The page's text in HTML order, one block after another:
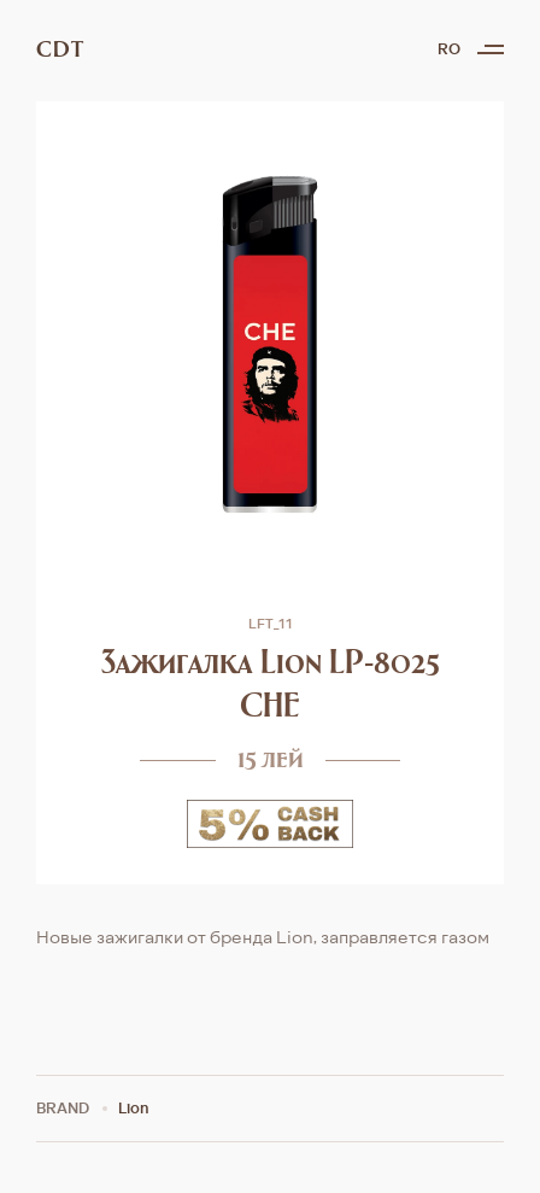
CDT RO
LFT_11
Зажигалка Lion LP-8025
CHE
15 лей
Новые зажигалки от бренда Lion, заправляется газом
BRAND Lion